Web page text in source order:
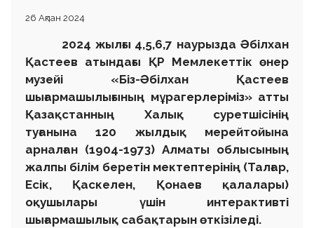
26 Ақпан 2024
2024 жылғы 4,5,6,7 наурызда Әбілхан
Қастеев атындағы ҚР Мемлекеттік өнер
музейі «Біз-Әбілхан Қастеев
шығармашылығының мұрагерлеріміз» атты
Қазақстанның Халық суретшісінің
туғанына 120 жылдық мерейтойына
арналған (1904-1973) Алматы облысының
жалпы білім беретін мектептерінің (Талғар,
Есік, Қаскелен, Қонаев қалалары)
оқушылары үшін интерактивті
шығармашылық сабақтарын өткізіледі.